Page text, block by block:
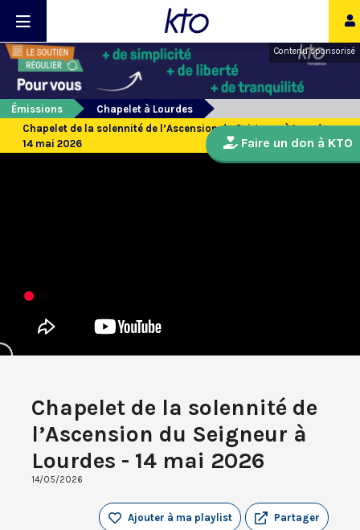
Contenu sponsorisé
Émissions
Chapelet à Lourdes
Chapelet de la solennité de l’Ascension du Seigneur à Lourdes -
14 mai 2026
Chapelet de la solennité de
l’Ascension du Seigneur à
Lourdes - 14 mai 2026
14/05/2026
Partager
Ajouter à ma playlist
Faire un don à KTO